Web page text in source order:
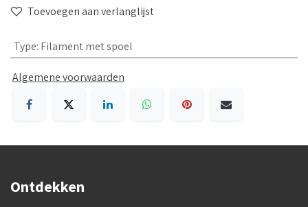
Toevoegen aan verlanglijst
Type: Filament met spoel
Algemene voorwaarden
Ontdekken